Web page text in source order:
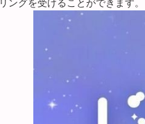
リングを受けることができます。